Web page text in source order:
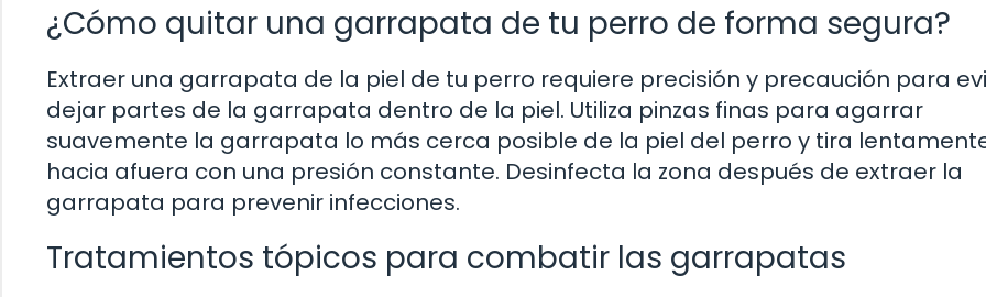
¿Cómo quitar una garrapata de tu perro de forma segura?
Extraer una garrapata de la piel de tu perro requiere precisión y precaución para
dejar partes de la garrapata dentro de la piel. Utiliza pinzas finas para agarrar
suavemente la garrapata lo más cerca posible de la piel del perro y tira
hacia afuera con una presión constante. Desinfecta la zona después de extraer la
garrapata para prevenir infecciones.
Tratamientos tópicos para combatir las garrapatas